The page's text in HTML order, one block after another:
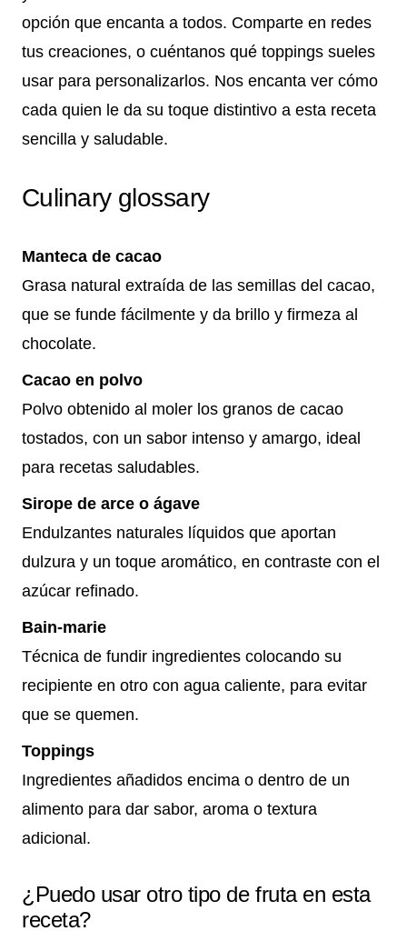
opción que encanta a todos. Comparte en redes
tus creaciones, o cuéntanos qué toppings sueles
usar para personalizarlos. Nos encanta ver cómo
cada quien le da su toque distintivo a esta receta
sencilla y saludable.
Culinary glossary
Manteca de cacao
Grasa natural extraída de las semillas del cacao,
que se funde fácilmente y da brillo y firmeza al
chocolate.
Cacao en polvo
Polvo obtenido al moler los granos de cacao
tostados, con un sabor intenso y amargo, ideal
para recetas saludables.
Sirope de arce o ágave
Endulzantes naturales líquidos que aportan
dulzura y un toque aromático, en contraste con el
azúcar refinado.
Bain-marie
Técnica de fundir ingredientes colocando su
recipiente en otro con agua caliente, para evitar
que se quemen.
Toppings
Ingredientes añadidos encima o dentro de un
alimento para dar sabor, aroma o textura
adicional.
¿Puedo usar otro tipo de fruta en esta
receta?